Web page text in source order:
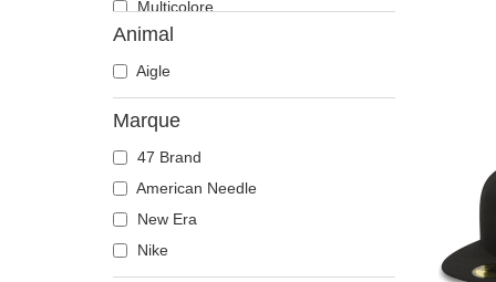
Multicolore
Noir
Orange
Rose
Rouge
Vert
Violette
Animal
Aigle
Marque
47 Brand
American Needle
New Era
Nike